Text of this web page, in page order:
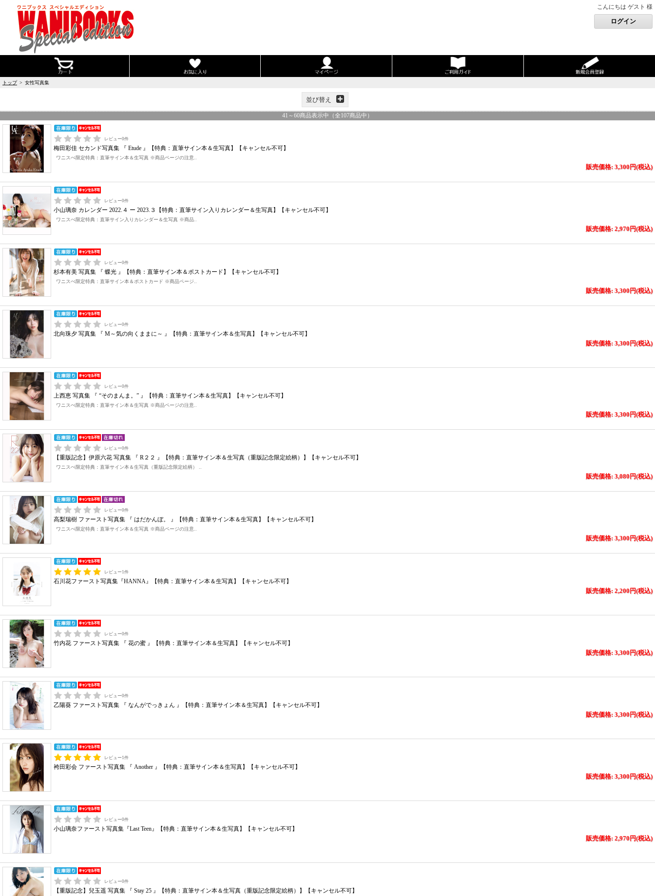
こんにちは ゲスト 様
トップ> 女性写真集
並び替え
41 ～ 60商品表示中（全107商品中）
レビュー0件
梅田彩佳 セカンド写真集 『 Etude 』【特典：直筆サイン本＆生写真】【キャンセル不可】
ワニスぺ限定特典：直筆サイン本＆生写真 ※商品ページの注意..
販売価格: 3,300円(税込)
レビュー0件
小山璃奈 カレンダー 2022.４ ー 2023.３【特典：直筆サイン入りカレンダー＆生写真】【キャンセル不可】
ワニスぺ限定特典：直筆サイン入りカレンダー＆生写真 ※商品..
販売価格: 2,970円(税込)
レビュー0件
杉本有美 写真集 『 蝶光 』【特典：直筆サイン本＆ポストカード】【キャンセル不可】
ワニスぺ限定特典：直筆サイン本＆ポストカード ※商品ページ..
販売価格: 3,300円(税込)
レビュー0件
北向珠夕 写真集 『 M～気の向くままに～ 』【特典：直筆サイン本＆生写真】【キャンセル不可】
販売価格: 3,300円(税込)
レビュー0件
上西恵 写真集 『 “そのまんま。” 』【特典：直筆サイン本＆生写真】【キャンセル不可】
ワニスぺ限定特典：直筆サイン本＆生写真 ※商品ページの注意..
販売価格: 3,300円(税込)
レビュー0件
【重版記念】伊原六花 写真集 『 R２２ 』【特典：直筆サイン本＆生写真（重版記念限定絵柄）】【キャンセル不可】
ワニスぺ限定特典：直筆サイン本＆生写真（重版記念限定絵柄） ..
販売価格: 3,080円(税込)
レビュー0件
高梨瑞樹 ファースト写真集 『 はだかんぼ。 』【特典：直筆サイン本＆生写真】【キャンセル不可】
ワニスぺ限定特典：直筆サイン本＆生写真 ※商品ページの注意..
販売価格: 3,300円(税込)
レビュー1件
石川花ファースト写真集『HANNA』【特典：直筆サイン本＆生写真】【キャンセル不可】
販売価格: 2,200円(税込)
レビュー0件
竹内花 ファースト写真集 『 花の蜜 』【特典：直筆サイン本＆生写真】【キャンセル不可】
販売価格: 3,300円(税込)
レビュー0件
乙陽葵 ファースト写真集 『 なんがでっきょん 』【特典：直筆サイン本＆生写真】【キャンセル不可】
販売価格: 3,300円(税込)
レビュー1件
袴田彩会 ファースト写真集 『 Another 』【特典：直筆サイン本＆生写真】【キャンセル不可】
販売価格: 3,300円(税込)
レビュー0件
小山璃奈ファースト写真集『Last Teen』【特典：直筆サイン本＆生写真】【キャンセル不可】
販売価格: 2,970円(税込)
レビュー0件
【重版記念】兒玉遥 写真集 『 Stay 25 』【特典：直筆サイン本＆生写真（重版記念限定絵柄）】【キャンセル不可】